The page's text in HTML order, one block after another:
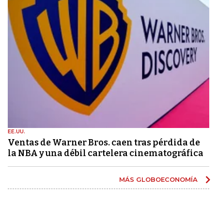
EE.UU.
Ventas de Warner Bros. caen tras pérdida de
la NBA y una débil cartelera cinematográfica
MÁS GLOBOECONOMÍA